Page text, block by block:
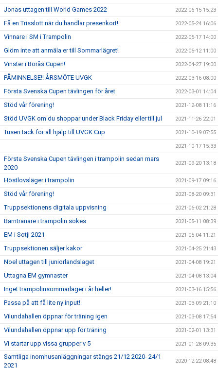
Jonas uttagen till World Games 2022 2022-06-15 15:23
Få en Trisslott när du handlar presenkort! 2022-05-24 16:06
Vinnare i SM i Trampolin 2022-05-17 14:00
Glöm inte att anmäla er till Sommarlägret! 2022-05-12 11:00
Vinster i Borås Cupen! 2022-04-27 19:00
PÅMINNELSE!! ÅRSMÖTE UVGK 2022-03-16 08:00
Första Svenska Cupen tävlingen för året 2022-03-01 14:04
Stöd vår förening! 2021-12-08 11:16
Stöd UVGK om du shoppar under Black Friday eller till jul 2021-11-26 22:01
Tusen tack för all hjälp till UVGK Cup 2021-10-19 07:55
2021-10-17 15:33
Första Svenska Cupen tävlingen i trampolin sedan mars
2020
2021-09-20 13:18
Höstlovsläger i trampolin 2021-09-17 09:16
Stöd vår förening! 2021-08-20 09:31
Truppsektionens digitala uppvisning 2021-06-02 21:28
Barntränare i trampolin sökes 2021-05-11 08:39
EM i Sotji 2021 2021-05-04 11:21
Truppsektionen säljer kakor 2021-04-25 21:43
Noel uttagen till juniorlandslaget 2021-04-08 19:21
Uttagna EM gymnaster 2021-04-08 13:04
Inget trampolinsommarläger i år heller! 2021-03-16 15:56
Passa på att få lite ny input! 2021-03-09 21:10
Vilundahallen öppnar för träning igen 2021-03-08 17:54
Vilundahallen öppnar upp för träning 2021-02-01 13:31
Vi startar upp vissa grupper v 5 2021-01-28 09:35
Samtliga inomhusanläggningar stängs 21/12 2020- 24/1
2021
2020-12-22 08:48